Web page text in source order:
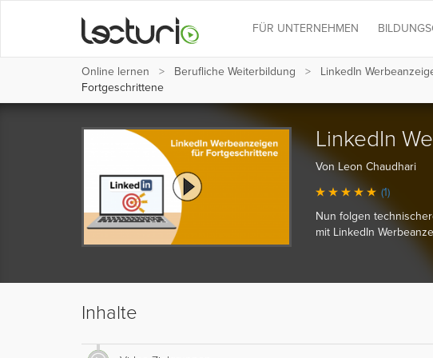
FÜR UNTERNEHMEN
Online lernen Berufliche Weiterbildung LinkedIn
Fortgeschrittene
LinkedIn
Von Leon Chaudhari
(1)
Nun folgen
mit LinkedIn
Inhalte